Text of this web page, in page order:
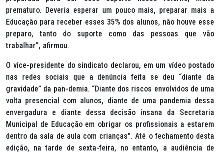
prematuro. Deveria esperar um pouco mais, preparar mais a
Educação para receber esses 35% dos alunos, não houve esse
preparo, tanto do suporte como das pessoas que vão
trabalhar”, afirmou.
O vice-presidente do sindicato declarou, em um vídeo postado
nas redes sociais que a denúncia feita se deu “diante da
gravidade” da pan-demia. “Diante dos riscos envolvidos de uma
volta presencial com alunos, diante de uma pandemia dessa
envergadura e diante dessa decisão insana da Secretaria
Municipal de Educação em obrigar os profissionais a estarem
dentro da sala de aula com crianças”. Até o fechamento desta
edição, na tarde de sexta-feira, no entanto, a audiência de